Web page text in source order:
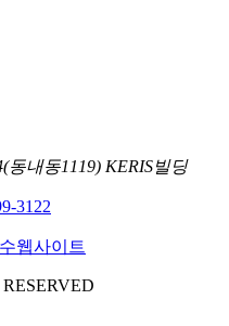
동내동1119) KERIS빌딩
3122